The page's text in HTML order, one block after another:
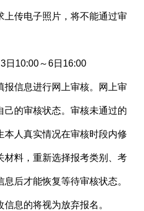
上传电子照片，将不能通过审
日10:00～6日16:00
报信息进行网上审核。网上审
己的审核状态。审核未通过的
本人真实情况在审核时段内修
材料，重新选择报考类别、考
后才能恢复等待审核状态。
息的将视为放弃报名。